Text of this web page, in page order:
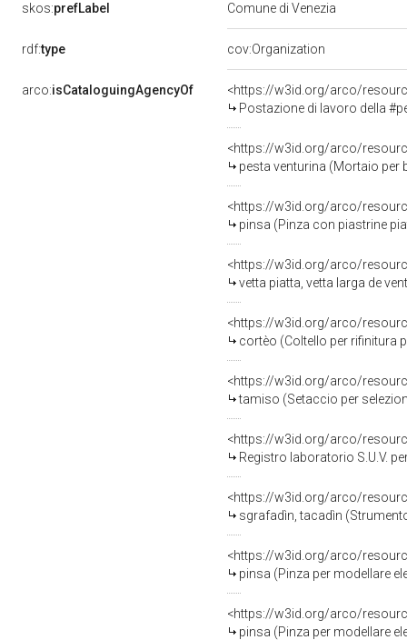
skos:prefLabel Comune di Venezia
rdf:type cov:Organization
arco:isCataloguingAgencyOf
<https://w3id.org/arco/
Postazione di lavoro della #perlera/èr#
<https://w3id.org/arco/
pesta venturina (Mortaio per
<https://w3id.org/arco/
pinsa (Pinza con piastrine
<https://w3id.org/arco/
vetta piatta, vetta larga de
<https://w3id.org/arco/
cortèo (Coltello per rifinitura
<https://w3id.org/arco/
tamiso (Setaccio per
<https://w3id.org/arco/
Registro laboratorio S.U.V.
<https://w3id.org/arco/
sgrafadìn, tacadìn
<https://w3id.org/arco/
pinsa (Pinza per modellare
<https://w3id.org/arco/
pinsa (Pinza per modellare